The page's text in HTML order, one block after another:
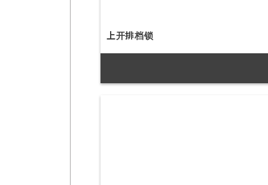
上开排档锁